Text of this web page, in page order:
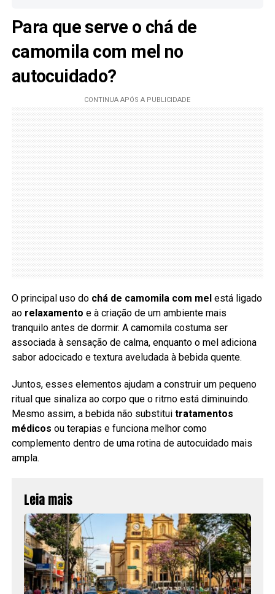
Para que serve o chá de
camomila com mel no
autocuidado?
O principal uso do chá de camomila com melestá ligado
ao relaxamento e à criação de um ambiente mais
tranquilo antes de dormir. A camomila costuma ser
associada à sensação de calma, enquanto o mel adiciona
sabor adocicado e textura aveludada à bebida quente.
Juntos, esses elementos ajudam a construir um pequeno
ritual que sinaliza ao corpo que o ritmo está diminuindo.
Mesmo assim, a bebida não substitui tratamentos
médicos ou terapias e funciona melhor como
complemento dentro de uma rotina de autocuidado mais
ampla.
Leia mais